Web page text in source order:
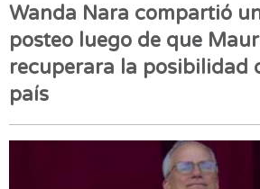
Wanda Nara compartió
posteo luego de que
recuperara la posibilidad
país